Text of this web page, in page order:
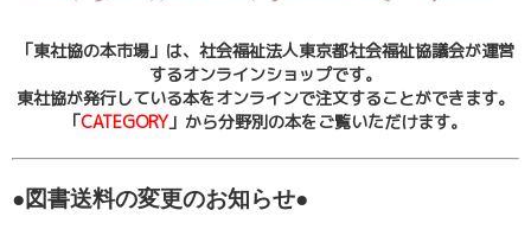
「東社協の本市場」は、 社会福祉法人東京都社会福祉協議会が運営
するオンラインショップです。
東社協が発行している本をオンラインで注文することができます。
「CATEGORY」から分野別の本をご覧いただけます。
●図書送料の変更のお知らせ●